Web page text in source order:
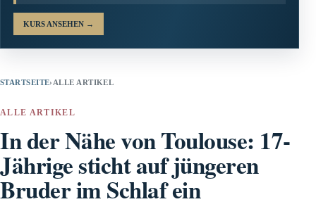
KURS ANSEHEN →
STARTSEITE› ALLE ARTIKEL
ALLE ARTIKEL
In der Nähe von Toulouse: 17-
Jährige sticht auf jüngeren
Bruder im Schlaf ein